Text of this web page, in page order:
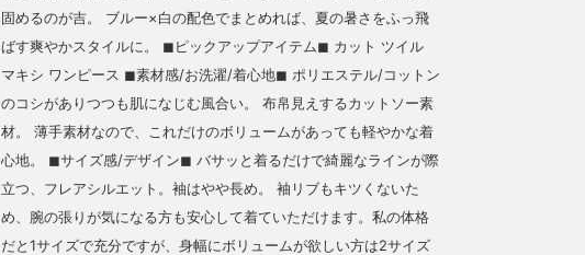
固めるのが吉。 ブルー×白の配色でまとめれば、夏の暑さをふっ飛
ばす爽やかスタイルに。 ◼︎ピックアップアイテム◼︎ カット ツイル
マキシ ワンピース ◼︎素材感/お洗濯/着心地◼︎ ポリエステル/コットン
のコシがありつつも肌になじむ風合い。 布帛見えするカットソー素
材。 薄手素材なので、これだけのボリュームがあっても軽やかな着
心地。 ◼︎サイズ感/デザイン◼︎ バサッと着るだけで綺麗なラインが際
立つ、フレアシルエット。袖はやや長め。 袖リブもキツくないた
め、腕の張りが気になる方も安心して着ていただけます。私の体格
だと1サイズで充分ですが、身幅にボリュームが欲しい方は2サイズ